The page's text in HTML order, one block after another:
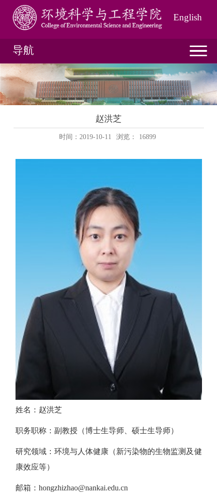
English
导航
赵洪芝
时间：2019-10-11 浏览： 16899
姓名：赵洪芝
职务职称：副教授（博士生导师、硕士生导师）
研究领域：环境与人体健康（新污染物的生物监测及健
康效应等）
邮箱： hongzhizhao@nankai.edu.cn